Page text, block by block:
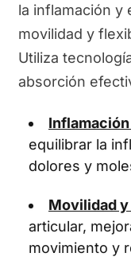
la inflamación y
movilidad y
Utiliza
absorción
equilibrar la
dolores y
Movilidad
articular,
movimiento y